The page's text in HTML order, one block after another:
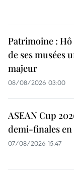
Patrimoine :
de ses musées
majeur
08/08/2026 03:00
ASEAN Cup
demi-finales
07/08/2026 15:47